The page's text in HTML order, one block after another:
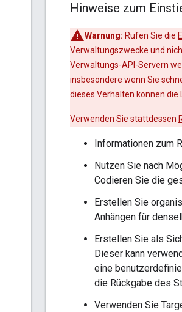
Hinweise zum
Warnung: Rufen Sie die
Verwaltungszwecke und
Verwaltungs-API-Servern
insbesondere wenn Sie
dieses Verhalten können die
Verwenden Sie stattdessen
Informationen zum
Nutzen Sie nach
Codieren Sie die
Erstellen Sie
Anhängen für
Erstellen Sie als
Dieser kann
eine
die Rückgabe des
Verwenden Sie